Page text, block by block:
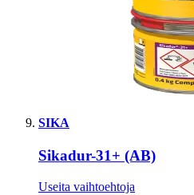
SIKA
Sikadur-31+ (AB)
Useita vaihtoehtoja